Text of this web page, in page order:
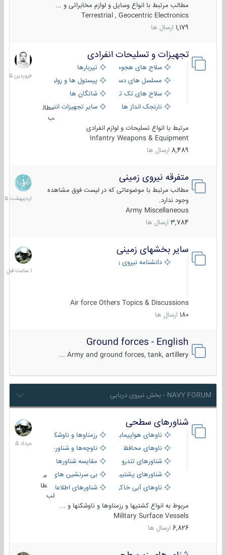
مطالب مرتبط با انواع وسایل و لوازم مخابراتی و ...
Terrestrial , Geocentric Electronics
1,179 ارسال ها
تجهیزات و تسلیحات انفرادی
سلاح های هجومی
تیربارها
مسلسل های دستی
پیستول ها و رولورها
سلاح های تک تیر اندازیشاتگان ها
نارنجک انداز ها
سایر تجهیزات انفرادی
مطال
ب
مرتبط با انواع تسلیحات و لوازم انفرادی
Infantry Weapons & Equipment
8,489 ارسال ها
17
فروردین
1405
متفرقه نیروی زمینی
مطالب مرتبط با موضوعاتی که در لیست فوق مشاهده
وجود ندارد.
Army Miscellaneous
3,784 ارسال ها
27
1405
سایر بخشهای زمینی
دانشنامه نیروی زمینی
Air force Others Topics & Discussions
180 ارسال ها
1
ساعت
قبل
Ground forces - English
Army and ground forces, tank, artillery ...
NAVY FORUM - بخش نیروی دریایی
شناورهای سطحی
ناوهای هواپیمابر و بالگرد بررزمناوها و ناوشکن‌ها
ناوهای محافظ
ناوچه‌ها و شناورهای گشتی
شناورهای تندرو
مقایسه شناورها
شناورهای پشتیبانی
بی سرنشین های دریایی
ناوهای آبی خاکی و نیروبرشناورهای اطلاعاتی و جاسوسی
طا
لب
مربوط به انواع کشتیها و رزمناوها و ناوشکنها و ...
Military Surface Vessels
6,826 ارسال ها
2
مرداد
1405